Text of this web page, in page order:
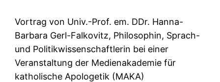
Vortrag von Univ.-Prof. em. DDr. Hanna-
Barbara Gerl-Falkovitz, Philosophin, Sprach-
und Politikwissenschaftlerin bei einer
Veranstaltung der Medienakademie für
katholische Apologetik (MAKA)